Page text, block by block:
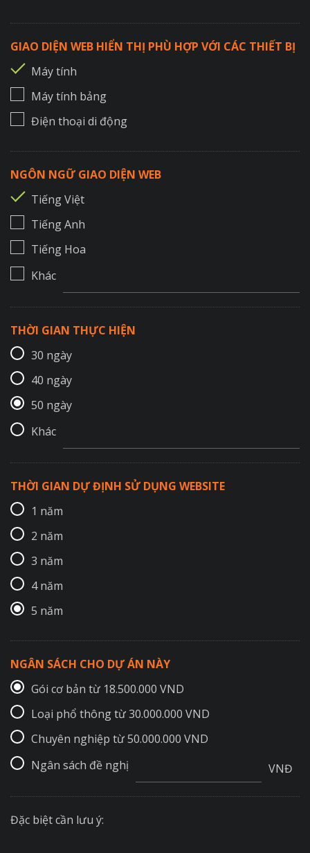
GIAO DIỆN WEB HIỂN THỊ PHÙ HỢP VỚI CÁC THIẾT BỊ
Máy tính
Máy tính bảng
Điện thoại di động
NGÔN NGỮ GIAO DIỆN WEB
Tiếng Việt
Tiếng Anh
Tiếng Hoa
Khác
THỜI GIAN THỰC HIỆN
30 ngày
40 ngày
50 ngày
Khác
THỜI GIAN DỰ ĐỊNH SỬ DỤNG WEBSITE
1 năm
2 năm
3 năm
4 năm
5 năm
NGÂN SÁCH CHO DỰ ÁN NÀY
Gói cơ bản từ 18.500.000 VND
Loại phổ thông từ 30.000.000 VND
Chuyên nghiệp từ 50.000.000 VND
Ngân sách đề nghị
VNĐ
Đặc biệt cần lưu ý: